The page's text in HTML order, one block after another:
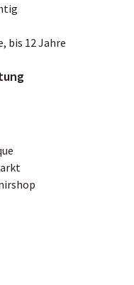
bis 12 Jahre